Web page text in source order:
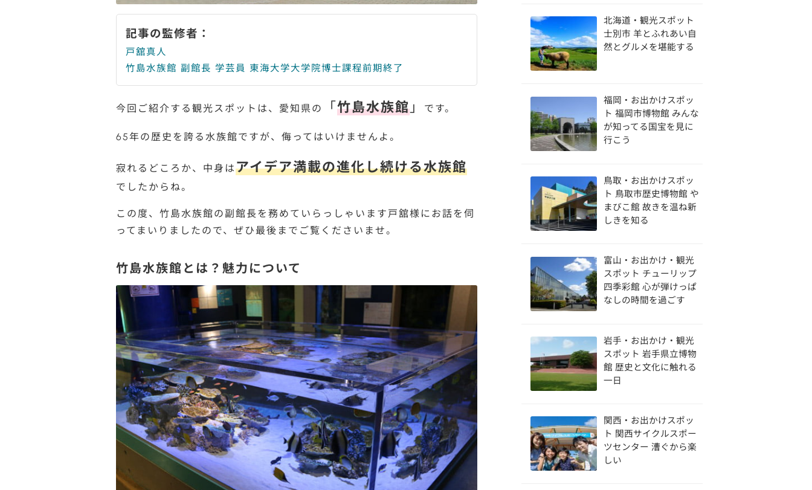
記事の監修者：
戸舘真人
竹島水族館 副館長 学芸員 東海大学大学院博士課程前期終了
今回ご紹介する観光スポットは、愛知県の 「竹島水族館 」 です。
65年の歴史を誇る水族館ですが、侮ってはいけませんよ。
寂れるどころか、中身はアイデア満載の進化し続ける水族館
でしたからね。
この度、竹島水族館の副館長を務めていらっしゃいます戸舘様にお話を伺
ってまいりましたので、ぜひ最後までご覧くださいませ。
竹島水族館とは？魅力について
北海道・観光スポット
士別市 羊とふれあい自
然とグルメを堪能する
福岡・お出かけスポッ
ト 福岡市博物館 みんな
が知ってる国宝を見に
行こう
鳥取・お出かけスポッ
ト 鳥取市歴史博物館 や
まびこ館 故きを温ね新
しきを知る
富山・お出かけ・観光
スポット チューリップ
四季彩館 心が弾けっぱ
なしの時間を過ごす
岩手・お出かけ・観光
スポット 岩手県立博物
館 歴史と文化に触れる
一日
関西・お出かけスポッ
ト 関西サイクルスポー
ツセンター 漕ぐから楽
しい